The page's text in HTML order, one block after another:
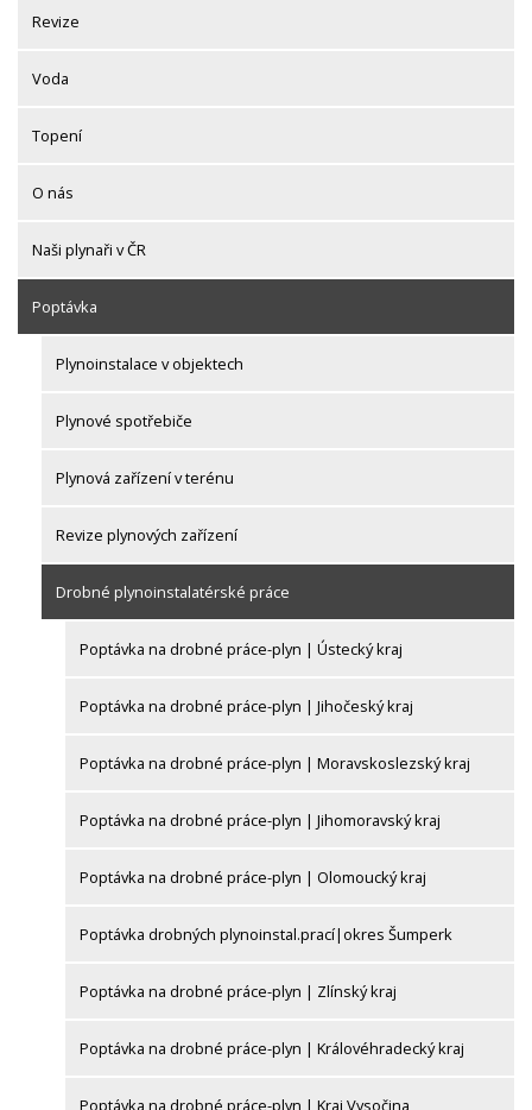
Revize
Voda
Topení
O nás
Naši plynaři v ČR
Poptávka
Plynoinstalace v objektech
Plynové spotřebiče
Plynová zařízení v terénu
Revize plynových zařízení
Drobné plynoinstalatérské práce
Poptávka na drobné práce-plyn | Ústecký kraj
Poptávka na drobné práce-plyn | Jihočeský kraj
Poptávka na drobné práce-plyn | Moravskoslezský kraj
Poptávka na drobné práce-plyn | Jihomoravský kraj
Poptávka na drobné práce-plyn | Olomoucký kraj
Poptávka drobných plynoinstal.prací|okres Šumperk
Poptávka na drobné práce-plyn | Zlínský kraj
Poptávka na drobné práce-plyn | Královéhradecký kraj
Poptávka na drobné práce-plyn | Kraj Vysočina